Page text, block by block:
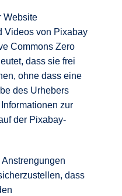
Website
Videos von Pixabay
Commons Zero
dass sie frei
ohne dass eine
des Urhebers
zur
der Pixabay-
dass